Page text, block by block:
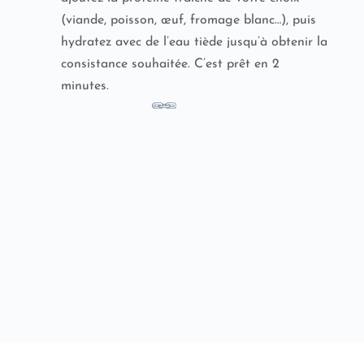
(viande, poisson, œuf, fromage blanc…), puis
hydratez avec de l’eau tiède jusqu’à obtenir la
consistance souhaitée. C’est prêt en 2
minutes.